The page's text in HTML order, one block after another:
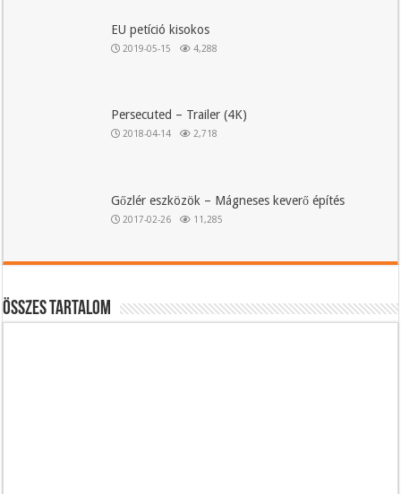
EU petíció kisokos
2019-05-15 4,288
Persecuted – Trailer (4K)
2018-04-14 2,718
Gőzlér eszközök – Mágneses keverő építés
2017-02-26 11,285
Összes tartalom